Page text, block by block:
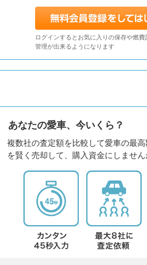
ログインするとお気に入りの保存や燃費
管理が出来るようになります
あなたの愛車、今いくら？
複数社の査定額を比較して愛車の最
を賢く売却して、購入資金にしません